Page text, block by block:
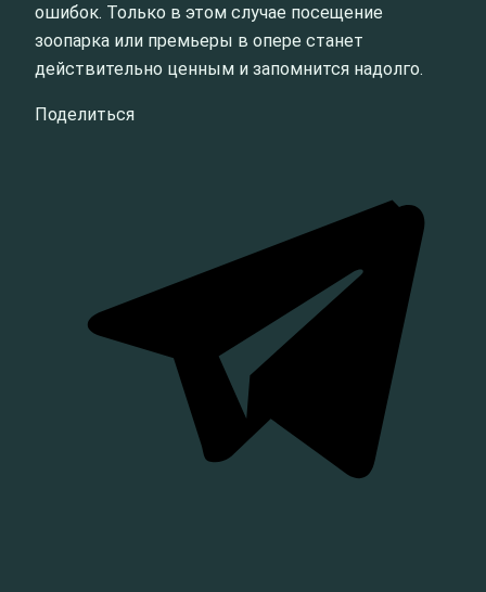
ошибок. Только в этом случае посещение
зоопарка или премьеры в опере станет
действительно ценным и запомнится надолго.
Поделиться